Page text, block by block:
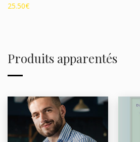
25.50€
Produits apparentés